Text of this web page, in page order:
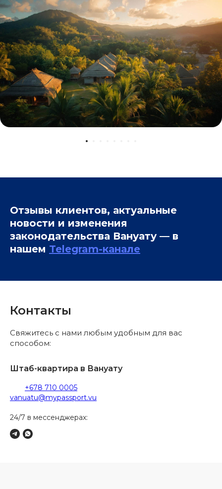
Отзывы клиентов, актуальные
новости и изменения
законодательства Вануату — в
нашем Telegram-канале
Контакты
Свяжитесь с нами любым удобным для вас
способом:
Штаб-квартира в Вануату
+678 710 0005
vanuatu@mypassport.vu
24/7 в мессенджерах: